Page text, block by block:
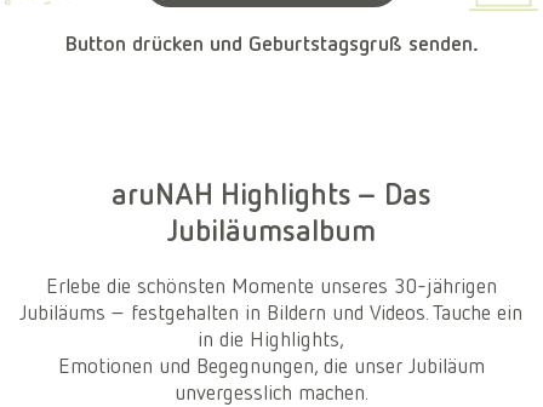
Button drücken und Geburtstagsgruß senden.
aruNAH Highlights – Das
Jubiläumsalbum
Erlebe die schönsten Momente unseres 30-jährigen
Jubiläums – festgehalten in Bildern und Videos. Tauche ein
in die Highlights,
Emotionen und Begegnungen, die unser Jubiläum
unvergesslich machen.